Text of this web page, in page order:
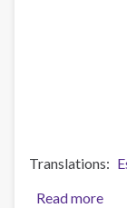
Translations
Read more